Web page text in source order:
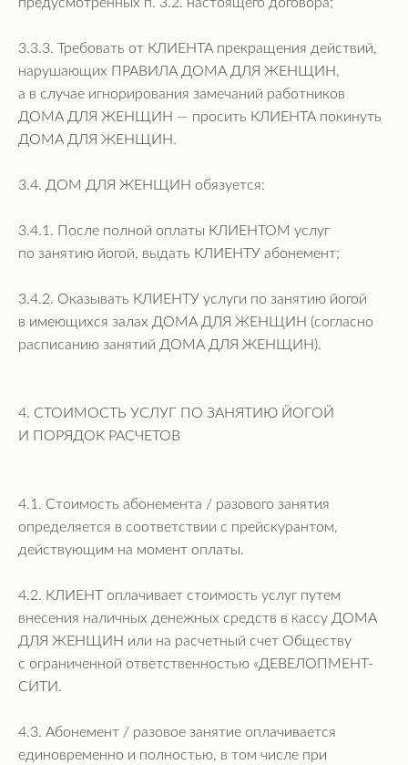
3.3.3. Требовать от КЛИЕНТА прекращения действий,
нарушающих ПРАВИЛА ДОМА ДЛЯ ЖЕНЩИН,
а в случае игнорирования замечаний работников
ДОМА ДЛЯ ЖЕНЩИН — просить КЛИЕНТА покинуть
ДОМА ДЛЯ ЖЕНЩИН.
3.4. ДОМ ДЛЯ ЖЕНЩИН обязуется:
3.4.1. После полной оплаты КЛИЕНТОМ услуг
по занятию йогой, выдать КЛИЕНТУ абонемент;
3.4.2. Оказывать КЛИЕНТУ услуги по занятию йогой
в имеющихся залах ДОМА ДЛЯ ЖЕНЩИН (согласно
расписанию занятий ДОМА ДЛЯ ЖЕНЩИН).
4. СТОИМОСТЬ УСЛУГ ПО ЗАНЯТИЮ ЙОГОЙ
И ПОРЯДОК РАСЧЕТОВ
4.1. Стоимость абонемента / разового занятия
определяется в соответствии с прейскурантом,
действующим на момент оплаты.
4.2. КЛИЕНТ оплачивает стоимость услуг путем
внесения наличных денежных средств в кассу ДОМА
ДЛЯ ЖЕНЩИН или на расчетный счет Обществу
с ограниченной ответственностью «ДЕВЕЛОПМЕНТ-
СИТИ.
4.3. Абонемент / разовое занятие оплачивается
единовременно и полностью, в том числе при